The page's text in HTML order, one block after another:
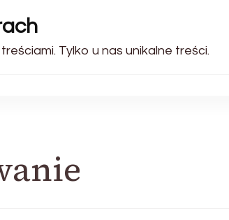
Tylko u nas unikalne treści.